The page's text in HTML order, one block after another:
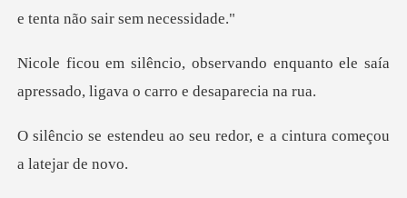
do enquanto ele saía
apressado, li
seu redor, e a cintura c